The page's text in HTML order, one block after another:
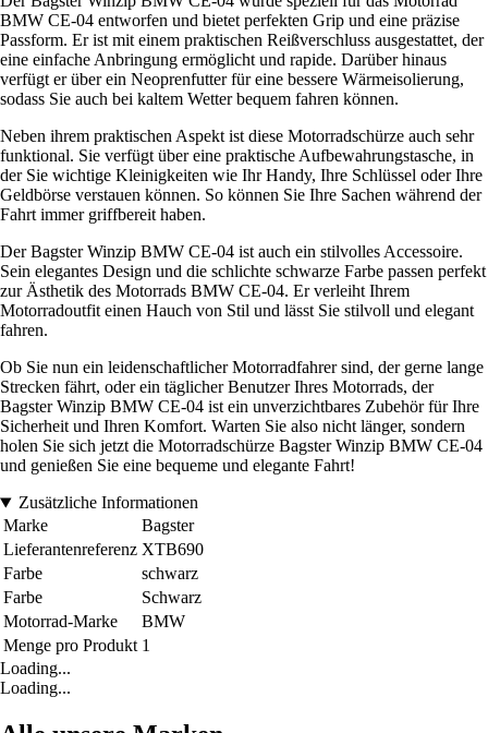
BMW CE-04 entworfen und bietet perfekten Grip und eine präzise
Passform. Er ist mit einem praktischen Reißverschluss ausgestattet, der
eine einfache Anbringung ermöglicht und rapide. Darüber hinaus
verfügt er über ein Neoprenfutter für eine bessere Wärmeisolierung,
sodass Sie auch bei kaltem Wetter bequem fahren können.
Neben ihrem praktischen Aspekt ist diese Motorradschürze auch sehr
funktional. Sie verfügt über eine praktische Aufbewahrungstasche, in
der Sie wichtige Kleinigkeiten wie Ihr Handy, Ihre Schlüssel oder Ihre
Geldbörse verstauen können. So können Sie Ihre Sachen während der
Fahrt immer griffbereit haben.
Der Bagster Winzip BMW CE-04 ist auch ein stilvolles Accessoire.
Sein elegantes Design und die schlichte schwarze Farbe passen perfekt
zur Ästhetik des Motorrads BMW CE-04. Er verleiht Ihrem
Motorradoutfit einen Hauch von Stil und lässt Sie stilvoll und elegant
fahren.
Ob Sie nun ein leidenschaftlicher Motorradfahrer sind, der gerne lange
Strecken fährt, oder ein täglicher Benutzer Ihres Motorrads, der
Bagster Winzip BMW CE-04 ist ein unverzichtbares Zubehör für Ihre
Sicherheit und Ihren Komfort. Warten Sie also nicht länger, sondern
holen Sie sich jetzt die Motorradschürze Bagster Winzip BMW CE-04
und genießen Sie eine bequeme und elegante Fahrt!
Zusätzliche Informationen
Marke
Bagster
Lieferantenreferenz XTB690
Farbe
schwarz
Farbe
Schwarz
Motorrad-Marke
BMW
Menge pro Produkt 1
Loading...
Loading...